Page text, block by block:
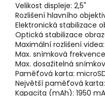
Velikost displeje: 2,5"
Rozlišení hlavního
Elektronická stabilizace
Optická stabilizace
Maximální rozlišení videa:
Max. snímková
Max. dosažitelná
Paměťová karta:
Největší paměťová karta:
Kapacita (mAh): 1950